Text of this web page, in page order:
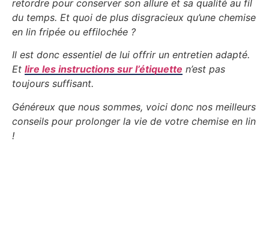
retordre pour conserver son allure et sa qualité au fil
du temps. Et quoi de plus disgracieux qu’une chemise
en lin fripée ou effilochée ?
Il est donc essentiel de lui offrir un entretien adapté.
Et lire les instructions sur l’étiquette n’est pas
toujours suffisant.
Généreux que nous sommes, voici donc nos meilleurs
conseils pour prolonger la vie de votre chemise en lin
!